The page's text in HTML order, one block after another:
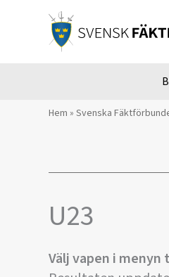
Hem » Svenska
U23
Välj vapen i